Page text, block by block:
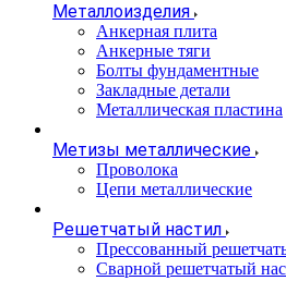
Металлоизделия
Анкерная плита
Анкерные тяги
Болты фундаментные
Закладные детали
Металлическая пластина
Метизы металлические
Проволока
Цепи металлические
Решетчатый настил
Прессованный
Сварной решетчатый